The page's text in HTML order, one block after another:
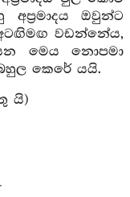
අප්‍රමාදය ඔවුන්ට
වඩන්නේය,
මෙය නොපමා
කෙරේ යයි.
යි)